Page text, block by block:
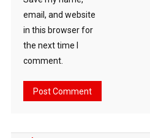
email, and website
in this browser for
the next time I
comment.